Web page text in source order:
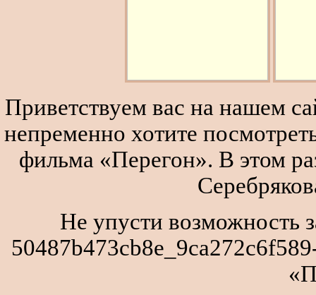
Приветствуем вас на нашем
непременно хотите
фильма «Перегон». В этом
Не упусти возможность